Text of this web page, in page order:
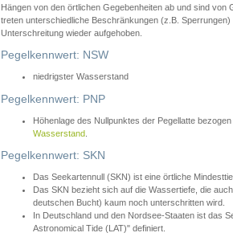
Hängen von den örtlichen Gegebenheiten ab und sind
treten unterschiedliche Beschränkungen (z.B.
Unterschreitung wieder aufgehoben.
Pegelkennwert: NSW
niedrigster Wasserstand
Pegelkennwert: PNP
Höhenlage des Nullpunktes der Pegellatte
Wasserstand
Pegelkennwert: SKN
Das Seekartennull (SKN) ist eine örtliche
Das SKN bezieht sich auf die Wassertiefe, die
deutschen Bucht) kaum noch unterschritten wird.
In Deutschland und den Nordsee-Staaten ist das
Astronomical Tide (LAT)" definiert.